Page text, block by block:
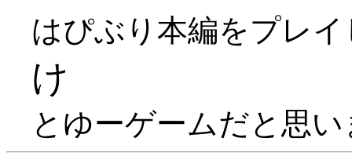
はぴぶり本編をプレ
け
とゆーゲームだと思